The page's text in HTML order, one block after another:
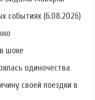
событиях (6.08.2026)
шоке
одиночества
своей поездки в